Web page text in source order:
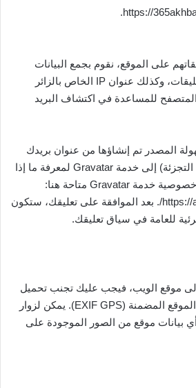
على الموقع، نقوم بجمع البيانات
الموضحة في نموذج التعليقات، وكذلك عنوان IP الخاص بالزائر
للمساعدة في اكتشاف البريد
المصدر تم إنشاؤها من عنوان بريدك
الإلكتروني (وتسمى أيضًا التجزئة) إلى خدمة Gravatar لمعرفة ما إذا
كنت تستخدمها. سياسة خصوصية خدمة Gravatar متاحة هنا:
https://automattic.com/privacy/. بعد الموافقة على تعليقك، ستكون
للعامة في سياق تعليقك.
موقع الويب، فيجب عليك تجنب تحميل
الصور مع تضمين بيانات الموقع المضمنة (EXIF GPS). يمكن لزوار
بيانات موقع من الصور الموجودة على